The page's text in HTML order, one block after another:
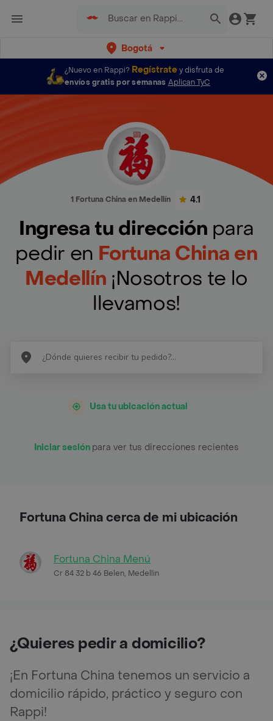
Bogotá
¿Nuevo en Rappi? Regístratey disfruta de
envíos gratis por semanas Aplican TyC
1 Fortuna China en Medellín 4.1
Ingresa tu dirección para
pedir en Fortuna China en
Medellín ¡Nosotros te lo
llevamos!
Usa tu ubicación actual
Iniciar sesión para ver tus direcciones recientes
Fortuna China cerca de mi ubicación
Fortuna China Menú
Cr 84 32 b 46 Belen, Medellin
¿Quieres pedir a domicilio?
¡En Fortuna China tenemos un servicio a
domicilio rápido, práctico y seguro con
Rappi!